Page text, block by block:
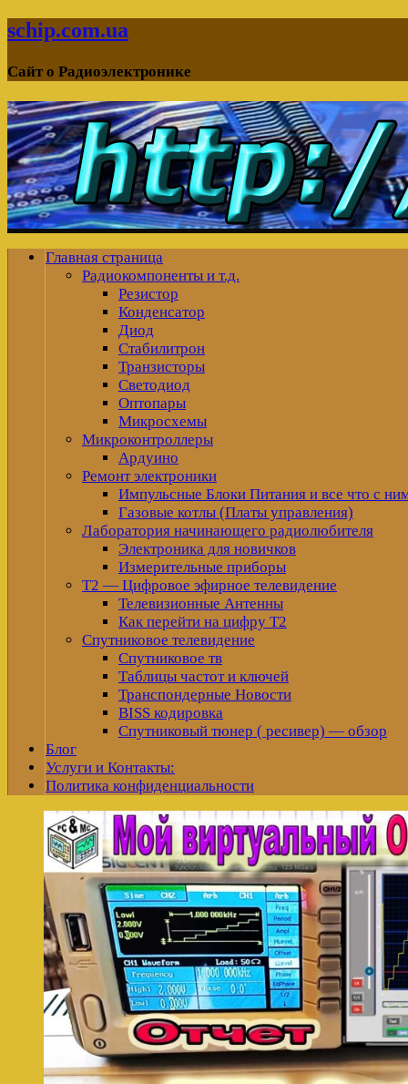
schip.com.ua
Сайт о Радиоэлектронике
Главная страница
Радиокомпоненты и т.д.
Резистор
Конденсатор
Диод
Стабилитрон
Транзисторы
Светодиод
Оптопары
Микросхемы
Микроконтроллеры
Ардуино
Ремонт электроники
Импульсные Блоки Питания и все что с
Газовые котлы (Платы управления)
Лаборатория начинающего радиолюбителя
Электроника для новичков
Измерительные приборы
Т2 — Цифровое эфирное телевидение
Телевизионные Антенны
Как перейти на цифру Т2
Спутниковое телевидение
Спутниковое тв
Таблицы частот и ключей
Транспондерные Новости
BISS кодировка
Спутниковый тюнер ( ресивер) — обзор
Блог
Услуги и Контакты:
Политика конфиденциальности